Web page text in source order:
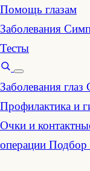
Помощь глазам
Заболевания
Тесты
Заболевания глаз
Профилактика и
Очки и
операции Подбор